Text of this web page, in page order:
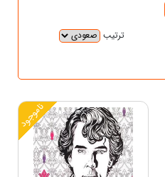
ترتیب
ناموجود